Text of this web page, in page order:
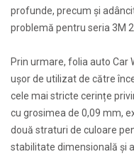
profunde, precum și
problemă pentru seria 3M
Prin urmare, folia auto Car
ușor de utilizat de către
cele mai stricte cerințe
cu grosimea de 0,09 mm,
două straturi de culoare
stabilitate dimensională și